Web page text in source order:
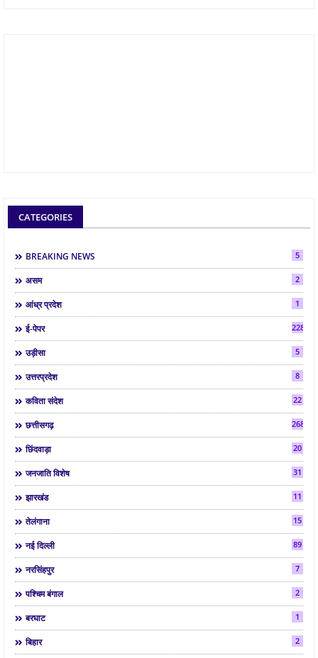
CATEGORIES
BREAKING NEWS 5
असम 2
आंध्र प्रदेश 1
ई-पेपर 2286
उड़ीसा 5
उत्तरप्रदेश 8
कविता संदेश 22
छत्तीसगढ़ 268
छिंदवाड़ा 20
जनजाति विशेष 31
झारखंड 11
तेलंगाना 15
नई दिल्ली 89
नरसिंहपुर 7
पश्चिम बंगाल 2
बरघाट 1
बिहार 2